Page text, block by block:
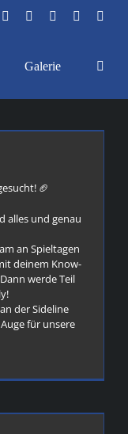
FacebookInstagramYouTube
Flickr
Galerie
🏈
alles und genau
an Spieltagen
deinem Know-
werde Teil
der Sideline
für unsere